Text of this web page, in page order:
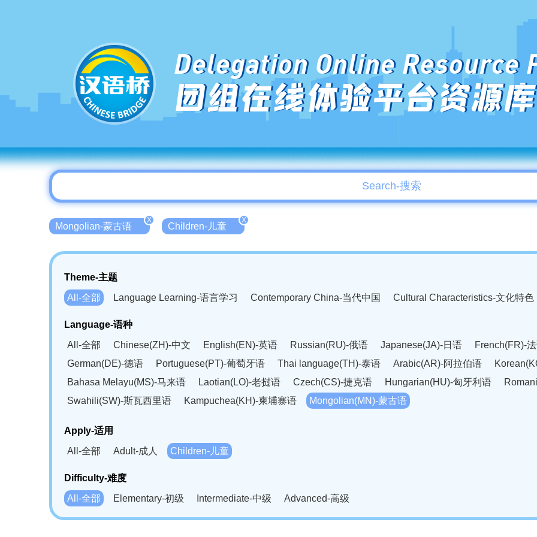
Delegation Online Resource
团组在线体验平台资源库
Mongolian-蒙古语
X
Children-儿童
X
Theme-主题
All-全部
Language Learning-语言学习 Contemporary China-当代中国 Cultural Characteristics-文化特色
Language-语种
All-全部
Chinese(ZH)-中文 English(EN)-英语 Russian(RU)-俄语 Japanese(JA)-日语
French(FR)-
German(DE)-德语
Portuguese(PT)-葡萄牙语 Thai language(TH)-泰语 Arabic(AR)-阿拉伯语
Bahasa Melayu(MS)-马来语
Laotian(LO)-老挝语 Czech(CS)-捷克语 Hungarian(HU)-匈牙利语
Swahili(SW)-斯瓦西里语
Kampuchea(KH)-柬埔寨语 Mongolian(MN)-蒙古语
Apply-适用
All-全部
Adult-成人 Children-儿童
Difficulty-难度
All-全部
Elementary-初级 Intermediate-中级 Advanced-高级